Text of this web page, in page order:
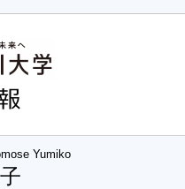
Yumiko